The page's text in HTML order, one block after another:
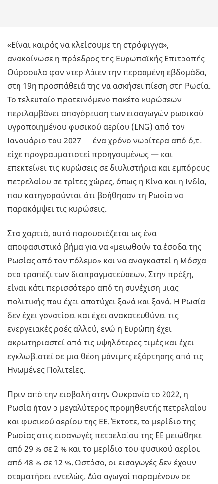
«Είναι καιρός να κλείσουμε τη στρόφιγγα»,
ανακοίνωσε η πρόεδρος της Ευρωπαϊκής Επιτροπής
Ούρσουλα φον ντερ Λάιεν την περασμένη εβδομάδα,
στη 19η προσπάθειά της να ασκήσει πίεση στη Ρωσία.
Το τελευταίο προτεινόμενο πακέτο κυρώσεων
περιλαμβάνει απαγόρευση των εισαγωγών ρωσικού
υγροποιημένου φυσικού αερίου (LNG) από τον
Ιανουάριο του 2027 — ένα χρόνο νωρίτερα από ό,τι
είχε προγραμματιστεί προηγουμένως — και
επεκτείνει τις κυρώσεις σε διυλιστήρια και εμπόρους
πετρελαίου σε τρίτες χώρες, όπως η Κίνα και η Ινδία,
που κατηγορούνται ότι βοήθησαν τη Ρωσία να
παρακάμψει τις κυρώσεις.
Στα χαρτιά, αυτό παρουσιάζεται ως ένα
αποφασιστικό βήμα για να «μειωθούν τα έσοδα της
Ρωσίας από τον πόλεμο» και να αναγκαστεί η Μόσχα
στο τραπέζι των διαπραγματεύσεων. Στην πράξη,
είναι κάτι περισσότερο από τη συνέχιση μιας
πολιτικής που έχει αποτύχει ξανά και ξανά. Η Ρωσία
δεν έχει γονατίσει και έχει ανακατευθύνει τις
ενεργειακές ροές αλλού, ενώ η Ευρώπη έχει
ακρωτηριαστεί από τις υψηλότερες τιμές και έχει
εγκλωβιστεί σε μια θέση μόνιμης εξάρτησης από τις
Ηνωμένες Πολιτείες.
Πριν από την εισβολή στην Ουκρανία το 2022, η
Ρωσία ήταν ο μεγαλύτερος προμηθευτής πετρελαίου
και φυσικού αερίου της ΕΕ. Έκτοτε, το μερίδιο της
Ρωσίας στις εισαγωγές πετρελαίου της ΕΕ μειώθηκε
από 29 % σε 2 % και το μερίδιο του φυσικού αερίου
από 48 % σε 12 %. Ωστόσο, οι εισαγωγές δεν έχουν
σταματήσει εντελώς. Δύο αγωγοί παραμένουν σε